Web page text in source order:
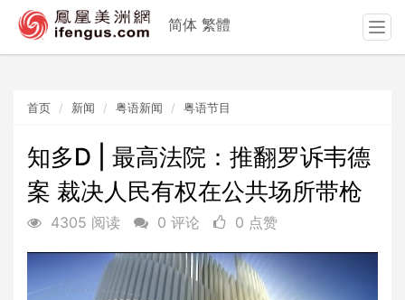
首页 新闻 粤语新闻 粤语节目
知多D | 最高法院：推翻罗诉韦德
案 裁决人民有权在公共场所带枪
4305 阅读 0 评论 0 点赞
简体 繁體
T
o
n
a
a